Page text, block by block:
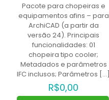
Pacote para chopeiras e
equipamentos afins – para
ArchiCAD (a partir da
versão 24). Principais
funcionalidades: 01
chopeira tipo cooler;
Metadados e parâmetros
IFC inclusos; Parâmetros […]
R$0,00